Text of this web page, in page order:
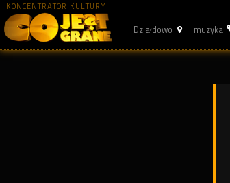
KONCENTRATOR KULTURY
Działdowo muzyka